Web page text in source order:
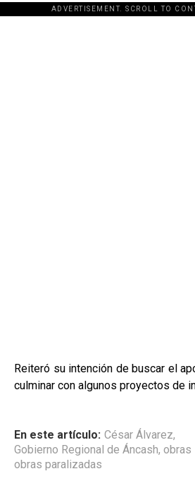
ADVERTISEMENT. SCROLL TO
Reiteró su intención de buscar el
culminar con algunos proyectos de
En este artículo: César Álvarez,
Gobierno Regional de Áncash, obras
obras paralizadas